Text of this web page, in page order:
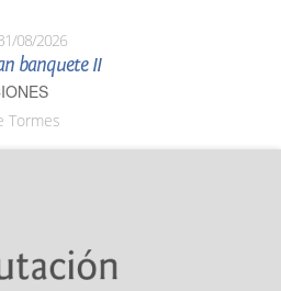
08/2026
banquete II
Tormes